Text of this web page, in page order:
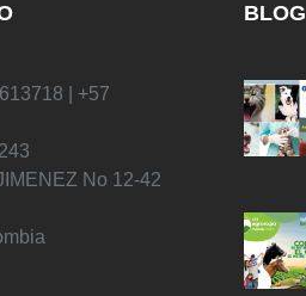
| +57
No 12-42
BLOG